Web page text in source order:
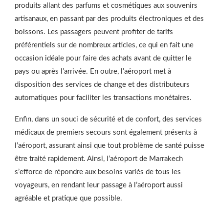
produits allant des parfums et cosmétiques aux souvenirs
artisanaux, en passant par des produits électroniques et des
boissons. Les passagers peuvent profiter de tarifs
préférentiels sur de nombreux articles, ce qui en fait une
occasion idéale pour faire des achats avant de quitter le
pays ou après l’arrivée. En outre, l’aéroport met à
disposition des services de change et des distributeurs
automatiques pour faciliter les transactions monétaires.
Enfin, dans un souci de sécurité et de confort, des services
médicaux de premiers secours sont également présents à
l’aéroport, assurant ainsi que tout problème de santé puisse
être traité rapidement. Ainsi, l’aéroport de Marrakech
s’efforce de répondre aux besoins variés de tous les
voyageurs, en rendant leur passage à l’aéroport aussi
agréable et pratique que possible.